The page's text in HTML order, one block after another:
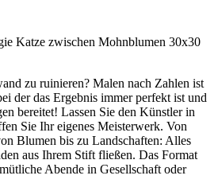
Katze zwischen Mohnblumen 30x30
zu ruinieren? Malen nach Zahlen ist
der das Ergebnis immer perfekt ist und
bereitet! Lassen Sie den Künstler in
Sie Ihr eigenes Meisterwerk. Von
Blumen bis zu Landschaften: Alles
aus Ihrem Stift fließen. Das Format
Abende in Gesellschaft oder